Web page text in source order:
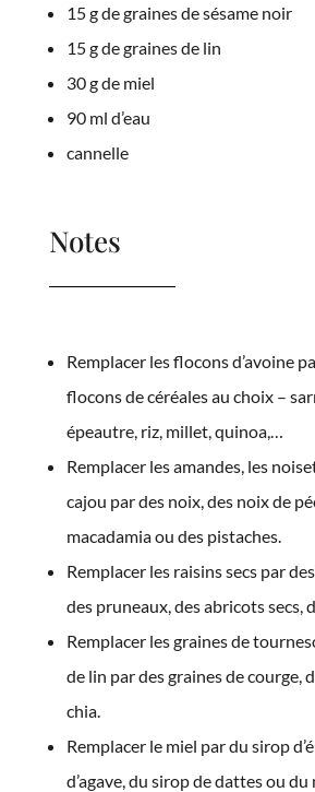
15 g de graines de sésame noir
15 g de graines de lin
30 g de miel
90 ml d’eau
cannelle
Notes
Remplacer les flocons d’avoine
flocons de céréales au choix –
épeautre, riz, millet, quinoa,…
Remplacer les amandes, les
cajou par des noix, des noix de
macadamia ou des pistaches.
Remplacer les raisins secs par
des pruneaux, des abricots secs,
Remplacer les graines de
de lin par des graines de courge,
chia.
Remplacer le miel par du sirop
d’agave, du sirop de dattes ou du